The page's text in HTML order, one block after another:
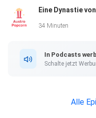
Eine Dynastie
34 Minuten
In Podcasts
Schalte jetzt
Alle